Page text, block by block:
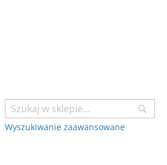
Wyszukiwanie zaawansowane
Twój koszyk